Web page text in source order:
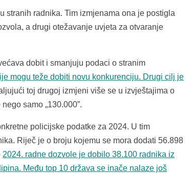
stranih radnika. Tim izmjenama ona je postigla
a drugi otežavanje uvjeta za otvaranje
dobit i smanjuju podaci o stranim
mogu teže dobiti novu konkurenciju. Drugi cilj je
toj drugoj izmjeni više se u izvještajima o
samo „130.000”.
policijske podatke za 2024. U tim
Riječ je o broju kojemu se mora dodati 56.898
2024. radne dozvole je dobilo 38.100 radnika iz
Među top 10 država se inače nalaze još